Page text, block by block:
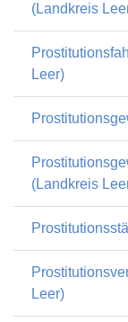
(Landkreis
Leer)
(Landkreis
Leer)